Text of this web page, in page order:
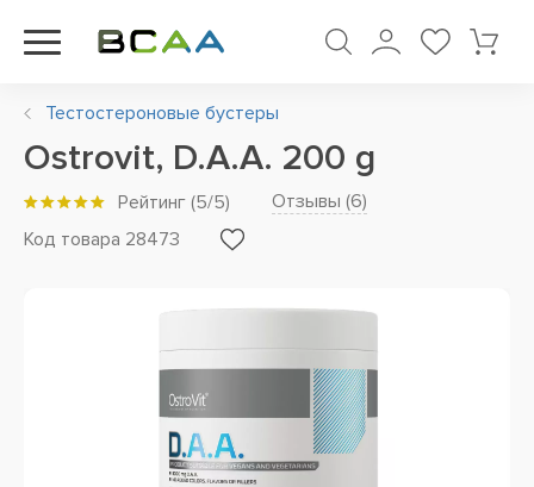
Тестостероновые бустеры
Ostrovit, D.A.A. 200 g
Рейтинг (5/5) Отзывы (6)
Код товара 28473